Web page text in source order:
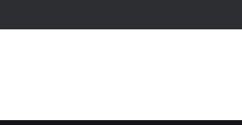
منفذي التفجيرات والأعمال الإرهابية الأخيرة في دمشق